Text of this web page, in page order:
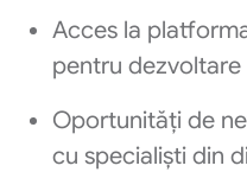
Acces la
pentru dezvoltare
Oportunități de
cu specialiști din